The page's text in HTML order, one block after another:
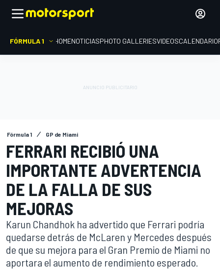
FÓRMULA 1 HOMENOTICIASPHOTO GALLERIESVIDEOSCALENDARIO
Fórmula 1 GP de Miami
FERRARI RECIBIÓ UNA
IMPORTANTE ADVERTENCIA
DE LA FALLA DE SUS
MEJORAS
Karun Chandhok ha advertido que Ferrari podría
quedarse detrás de McLaren y Mercedes después
de que su mejora para el Gran Premio de Miami no
aportara el aumento de rendimiento esperado.